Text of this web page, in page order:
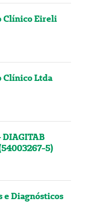
Clínico Eireli
Clínico Ltda
DIAGITAB
5)
e Diagnósticos